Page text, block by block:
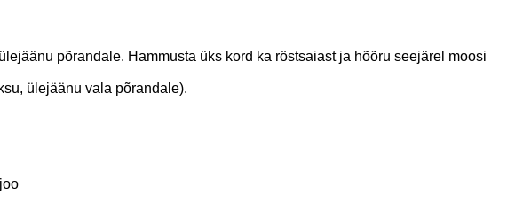
põrandale. Hammusta üks kord ka röstsaiast ja hõõru seejärel moosi
ülejäänu vala põrandale).